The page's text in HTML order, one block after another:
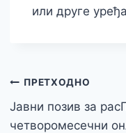
или друге
Кретање
чланка
ПРЕТХОДНО
Јавни позив за
четворомесечни